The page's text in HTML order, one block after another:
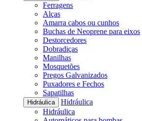
Ferragens
Alças
Amarra cabos ou cunhos
Buchas de Neoprene para eixos
Destorcedores
Dobradiças
Manilhas
Mosquetões
Pregos Galvanizados
Puxadores e Fechos
Sapatilhas
Hidráulica
Hidráulica
Hidráulica